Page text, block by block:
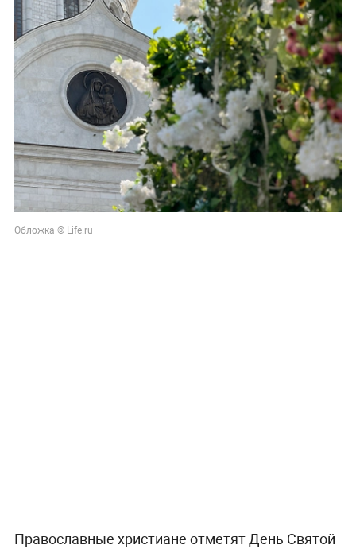
Обложка © Life.ru
Православные христиане отметят День Святой